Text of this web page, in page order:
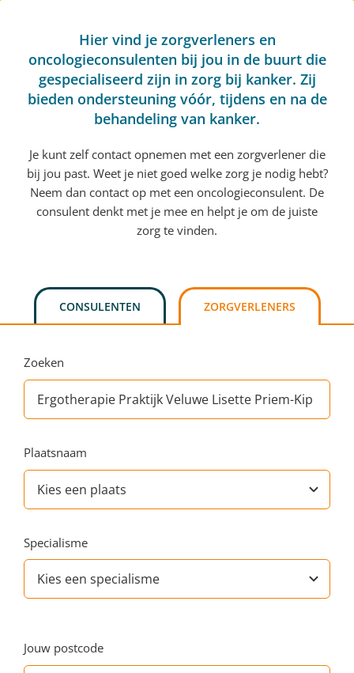
Hier vind je zorgverleners en
oncologieconsulenten bij jou in de buurt die
gespecialiseerd zijn in zorg bij kanker. Zij
bieden ondersteuning vóór, tijdens en na de
behandeling van kanker.
Je kunt zelf contact opnemen met een zorgverlener die
bij jou past. Weet je niet goed welke zorg je nodig hebt?
Neem dan contact op met een oncologieconsulent. De
consulent denkt met je mee en helpt je om de juiste
zorg te vinden.
CONSULENTEN ZORGVERLENERS
Zoeken
Plaatsnaam
Specialisme
Jouw postcode